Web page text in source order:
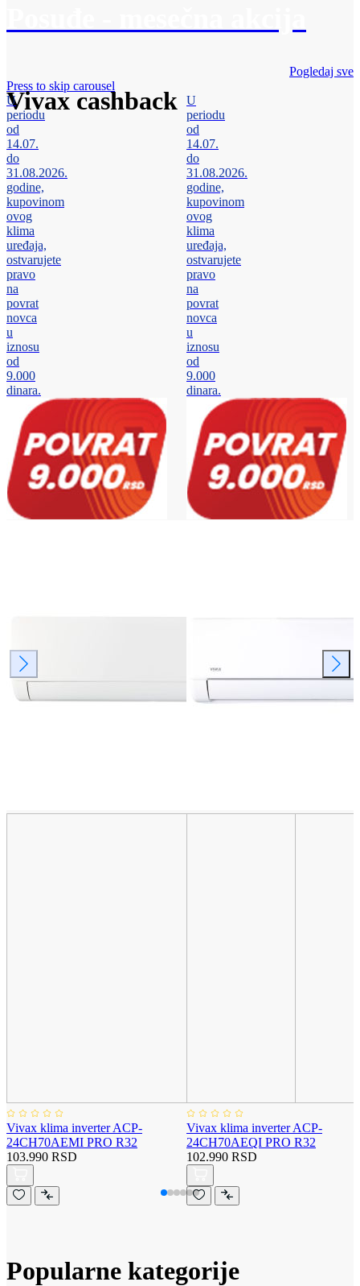
Vivax cashback
Pogledaj sve
Press to skip carousel
U
periodu
od
14.07.
do
31.08.2026.
godine,
kupovinom
ovog
klima
uređaja,
ostvarujete
pravo
na
povrat
novca
u
iznosu
od
9.000
dinara.
Vivax klima inverter ACP-
24CH70AEMI PRO R32
103.990 RSD
U
periodu
od
14.07.
do
31.08.2026.
godine,
kupovinom
ovog
klima
uređaja,
ostvarujete
pravo
na
povrat
novca
u
iznosu
od
9.000
dinara.
Vivax klima inverter ACP-
24CH70AEQI PRO R32
102.990 RSD
Popularne kategorije